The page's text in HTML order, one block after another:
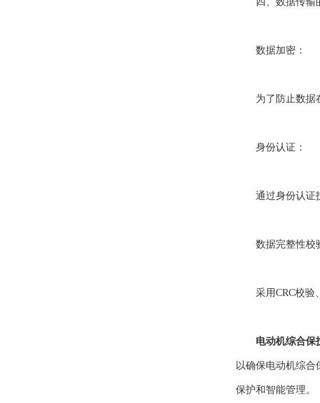
数据加密：
为了防止数据在
身份认证：
通过身份认证技
数据完整性校
采用CRC校验、
电动机综合保
以确保电动机综
保护和智能管理。